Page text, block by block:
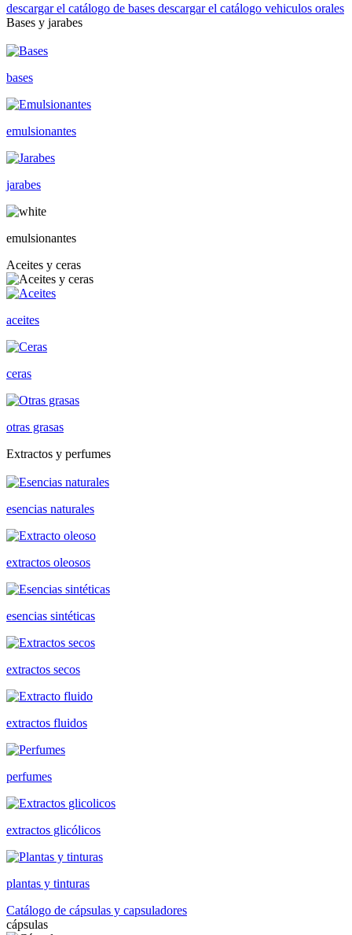
descargar el catálogo de bases descargar el catálogo vehiculos orales
Bases y jarabes
bases
emulsionantes
jarabes
emulsionantes
Aceites y ceras
aceites
ceras
otras grasas
Extractos y perfumes
esencias naturales
extractos oleosos
esencias sintéticas
extractos secos
extractos fluidos
perfumes
extractos glicólicos
plantas y tinturas
Catálogo de cápsulas y capsuladores
cápsulas